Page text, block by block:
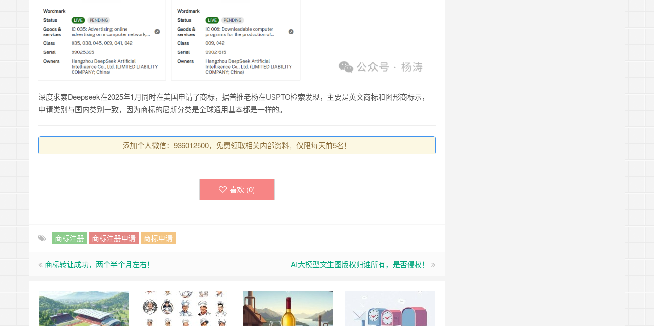
深度求索Deepseek在2025年1月同时在美国申请了商标，据普推老杨在USPTO检索发现，主要是英文商标和图形商标示，
申请类别与国内类别一致，因为商标的尼斯分类是全球通用基本都是一样的。
添加个人微信：936012500，免费领取相关内部资料，仅限每天前5名！
喜欢 (0)
商标注册 商标注册申请 商标申请
商标转让成功，两个半个月左右！ AI大模型文生图版权归谁所有，是否侵权！